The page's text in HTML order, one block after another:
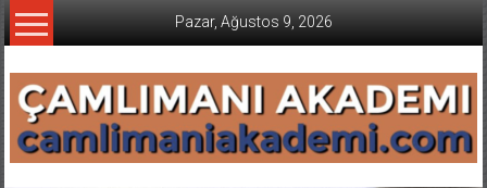
İçeriğe
geç
Pazar, Ağustos 9, 2026